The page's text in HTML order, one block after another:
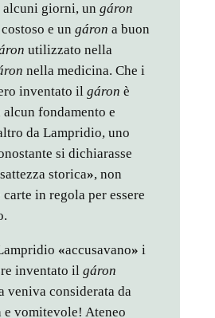
alcuni giorni, un gáron
e un gáron a buon
utilizzato nella
nella medicina. Che i
inventato il gáron è
alcun fondamento e
da Lampridio, uno
si dichiarasse
storica», non
in regola per essere
«accusavano» i
inventato il gáron
veniva considerata da
vomitevole! Ateneo